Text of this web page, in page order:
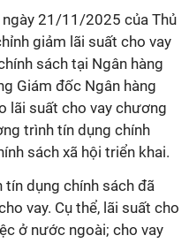
21/11/2025 của Thủ
giảm lãi suất cho vay
sách tại Ngân hàng
Giám đốc Ngân hàng
lãi suất cho vay chương
trình tín dụng chính
sách xã hội triển khai.
dụng chính sách đã
vay. Cụ thể, lãi suất cho
ở nước ngoài; cho vay